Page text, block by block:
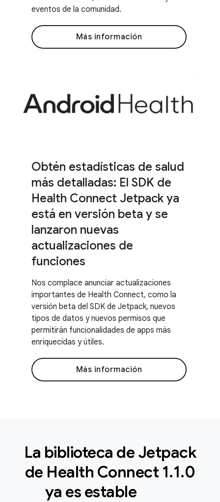
eventos de la comunidad.
Más información
Obtén estadísticas de salud
más detalladas: El SDK de
Health Connect Jetpack ya
está en versión beta y se
lanzaron nuevas
actualizaciones de
funciones
Nos complace anunciar actualizaciones
importantes de Health Connect, como la
versión beta del SDK de Jetpack, nuevos
tipos de datos y nuevos permisos que
permitirán funcionalidades de apps más
enriquecidas y útiles.
Más información
La biblioteca de Jetpack
de Health Connect 1.1.0
ya es estable